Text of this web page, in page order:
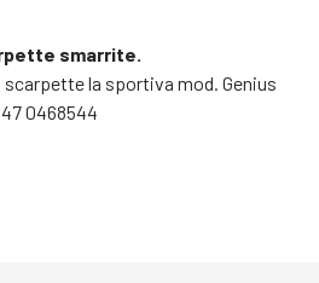
smarrite.
la sportiva mod. Genius
0468544